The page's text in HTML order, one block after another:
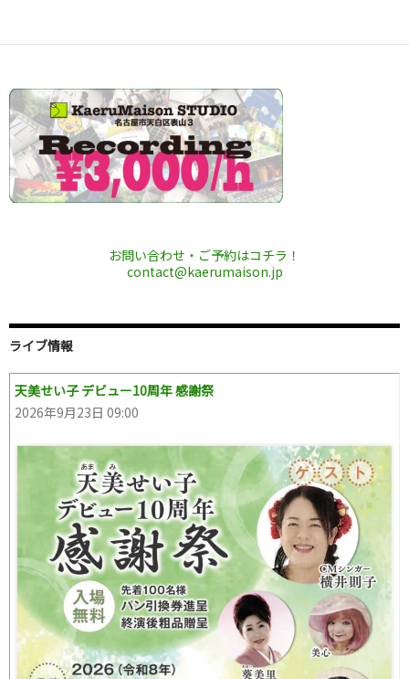
お問い合わせ・ご予約はコチラ！
contact@kaerumaison.jp
ライブ情報
天美せい子 デビュー10周年 感謝祭
2026年9月23日 09:00